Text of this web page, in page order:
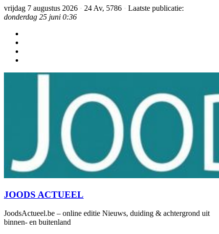
vrijdag 7 augustus 2026 · 24 Av, 5786 · Laatste publicatie:
donderdag 25 juni 0:36
JOODS ACTUEEL
JoodsActueel.be – online editie Nieuws, duiding & achtergrond uit
binnen- en buitenland